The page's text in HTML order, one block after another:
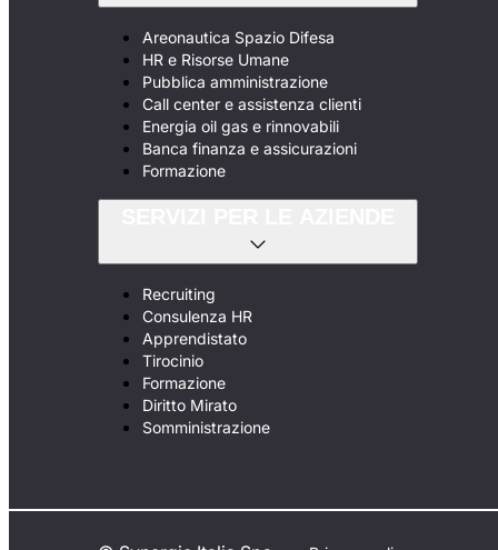
Areonautica Spazio Difesa
HR e Risorse Umane
Pubblica amministrazione
Call center e assistenza clienti
Energia oil gas e rinnovabili
Banca finanza e assicurazioni
Formazione
Recruiting
Consulenza HR
Apprendistato
Tirocinio
Formazione
Diritto Mirato
Somministrazione